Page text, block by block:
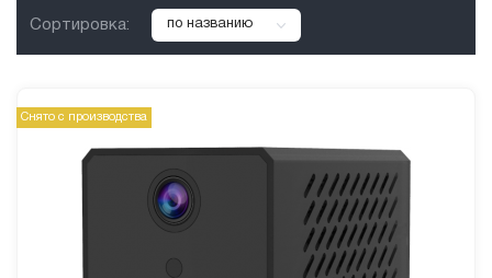
Сортировка: по названию
Снято с производства